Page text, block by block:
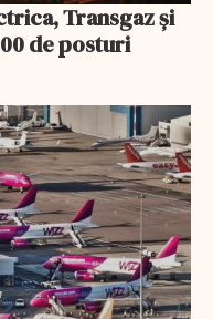
Transgaz și
de posturi